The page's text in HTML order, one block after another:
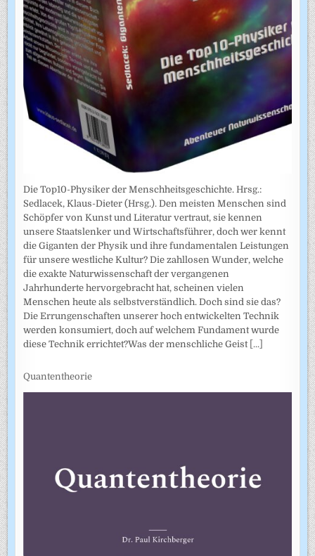
Die Top10-Physiker der Menschheitsgeschichte. Hrsg.:
Sedlacek, Klaus-Dieter (Hrsg.). Den meisten Menschen sind
Schöpfer von Kunst und Literatur vertraut, sie kennen
unsere Staatslenker und Wirtschaftsführer, doch wer kennt
die Giganten der Physik und ihre fundamentalen Leistungen
für unsere westliche Kultur? Die zahllosen Wunder, welche
die exakte Naturwissenschaft der vergangenen
Jahrhunderte hervorgebracht hat, scheinen vielen
Menschen heute als selbstverständlich. Doch sind sie das?
Die Errungenschaften unserer hoch entwickelten Technik
werden konsumiert, doch auf welchem Fundament wurde
diese Technik errichtet?Was der menschliche Geist [...]
Quantentheorie